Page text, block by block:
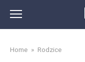
content
Home » Rodzice